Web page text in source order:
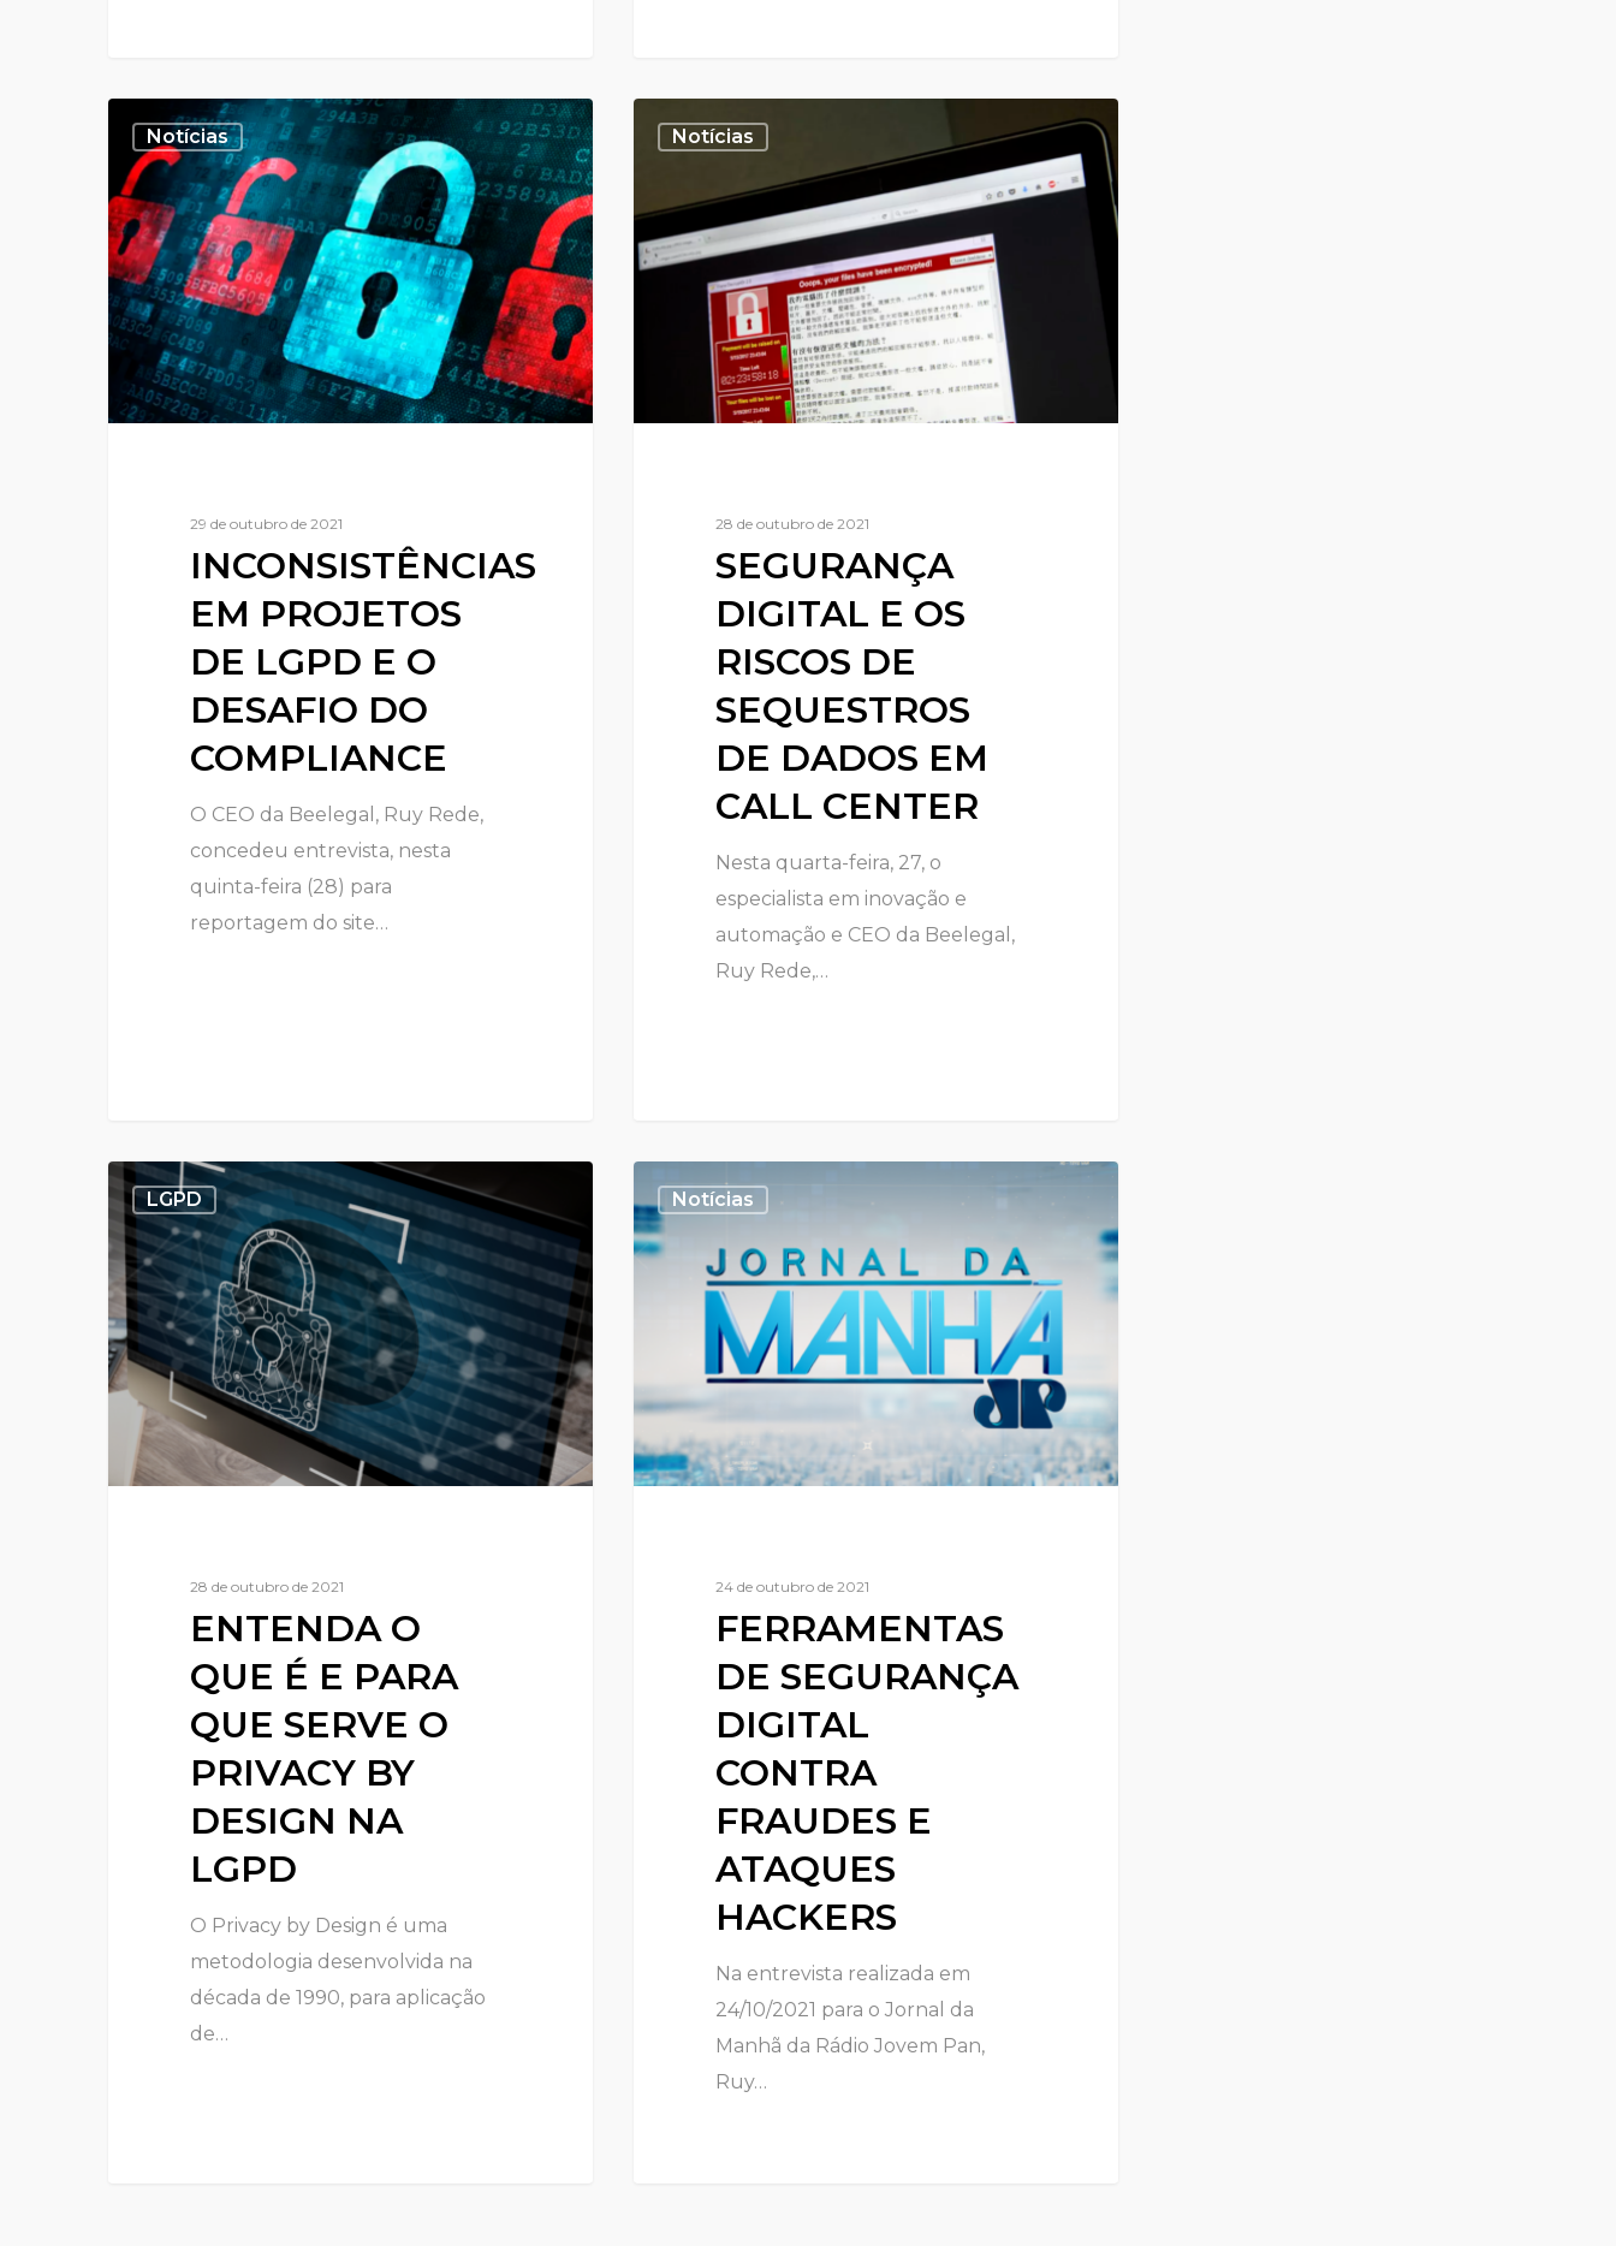
Notícias
29 de outubro de 2021
INCONSISTÊNCIAS
EM PROJETOS
DE LGPD E O
DESAFIO DO
COMPLIANCE
O CEO da Beelegal, Ruy Rede,
concedeu entrevista, nesta
quinta-feira (28) para
reportagem do site…
Notícias
28 de outubro de 2021
SEGURANÇA
DIGITAL E OS
RISCOS DE
SEQUESTROS
DE DADOS EM
CALL CENTER
Nesta quarta-feira, 27, o
especialista em inovação e
automação e CEO da Beelegal,
Ruy Rede,…
LGPD
28 de outubro de 2021
ENTENDA O
QUE É E PARA
QUE SERVE O
PRIVACY BY
DESIGN NA
LGPD
O Privacy by Design é uma
metodologia desenvolvida na
década de 1990, para aplicação
de…
Notícias
24 de outubro de 2021
FERRAMENTAS
DE SEGURANÇA
DIGITAL
CONTRA
FRAUDES E
ATAQUES
HACKERS
Na entrevista realizada em
24/10/2021 para o Jornal da
Manhã da Rádio Jovem Pan,
Ruy…